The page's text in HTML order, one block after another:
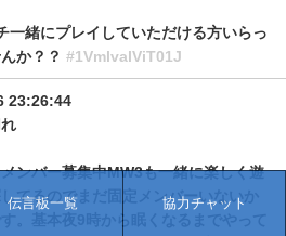
一緒にプレイしていただける方いらっ
か？？ #1VmlvalViT01J
23:26:44
ンバー募集中MW3も一緒に楽しく遊
してるのでまだ固定メンバーいないか
伝言板一覧 協力チャット